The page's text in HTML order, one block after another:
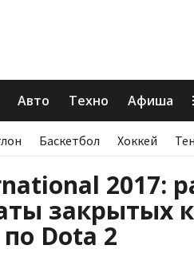
Авто Техно Афиша
Баскетбол Хоккей
2017:
закрытых
Dota 2